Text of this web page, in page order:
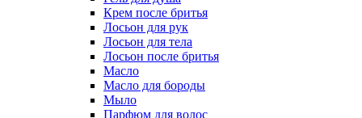
Крем после бритья
Лосьон для рук
Лосьон для тела
Лосьон после бритья
Масло
Масло для бороды
Мыло
Парфюм для волос